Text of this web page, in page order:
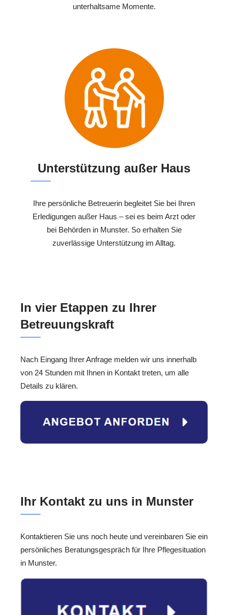
unterhaltsame Momente.
Unterstützung außer Haus
Ihre persönliche Betreuerin begleitet Sie bei Ihren
Erledigungen außer Haus – sei es beim Arzt oder
bei Behörden in Munster. So erhalten Sie
zuverlässige Unterstützung im Alltag.
In vier Etappen zu Ihrer
Betreuungskraft
Nach Eingang Ihrer Anfrage melden wir uns innerhalb
von 24 Stunden mit Ihnen in Kontakt treten, um alle
Details zu klären.
Ihr Kontakt zu uns in Munster
Kontaktieren Sie uns noch heute und vereinbaren Sie ein
persönliches Beratungsgespräch für Ihre Pflegesituation
in Munster.